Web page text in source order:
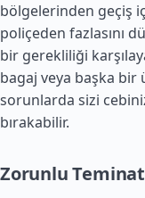
bölgelerinden geçiş
poliçeden fazlasını
bir gerekliliği
bagaj veya başka bir
sorunlarda sizi
bırakabilir.
Zorunlu